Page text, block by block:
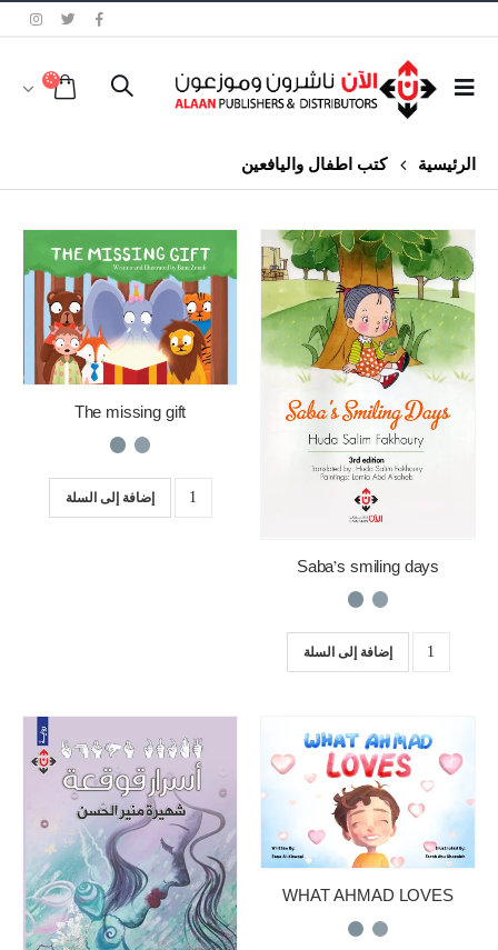
الرئيسية كتب اطفال واليافعين
Saba’s smiling days
إضافة إلى السلة
The missing gift
إضافة إلى السلة
WHAT AHMAD LOVES